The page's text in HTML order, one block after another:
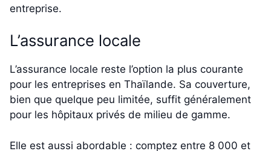
entreprise.
L’assurance locale
L’assurance locale reste l’option la plus courante
pour les entreprises en Thaïlande. Sa couverture,
bien que quelque peu limitée, suffit généralement
pour les hôpitaux privés de milieu de gamme.
Elle est aussi abordable : comptez entre 8 000 et